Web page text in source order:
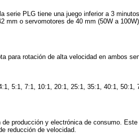
serie PLG tiene una juego inferior a 3
mm o servomotores de 40 mm (50W a
para rotación de alta velocidad en ambos
5:1, 7:1, 10:1, 20:1, 25:1, 35:1, 40:1, 50:1,
producción y electrónica de consumo.
reducción de velocidad.